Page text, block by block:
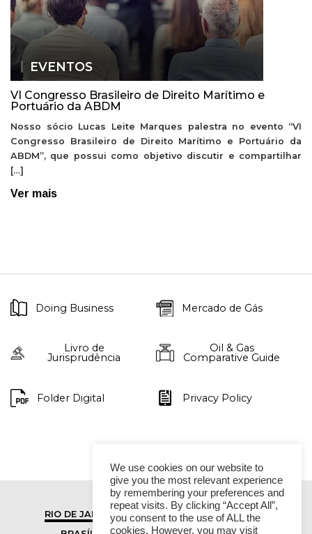
EVENTOS
VI Congresso Brasileiro de Direito Marítimo e
Portuário da ABDM
Nosso sócio Lucas Leite Marques palestra no evento “VI
Congresso Brasileiro de Direito Marítimo e Portuário da
ABDM”, que possui como objetivo discutir e compartilhar
[…]
Ver mais
Doing Business Mercado de Gás
Livro de
Jurisprudência
Oil & Gas
Comparative Guide
Folder Digital Privacy Policy
RIO DE JANEIRO
SÃO PAULO
We use cookies on our website to
give you the most relevant experience
by remembering your preferences and
repeat visits. By clicking “Accept All”,
you consent to the use of ALL the
cookies. However, you may visit